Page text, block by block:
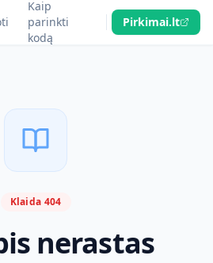
Kaip
parinkti
kodą
Pirkimai.lt
Klaida 404
nerastas